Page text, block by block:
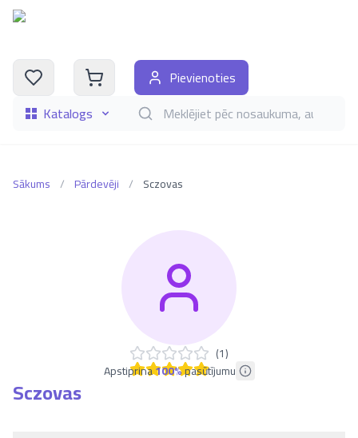
Katalogs Meklēt grāmatas pēc nosaukuma, autora,
Pievienoties
Sākums / Pārdevēji / Sczovas
(1)
Apstiprina100%pasūtījumu
Sczovas